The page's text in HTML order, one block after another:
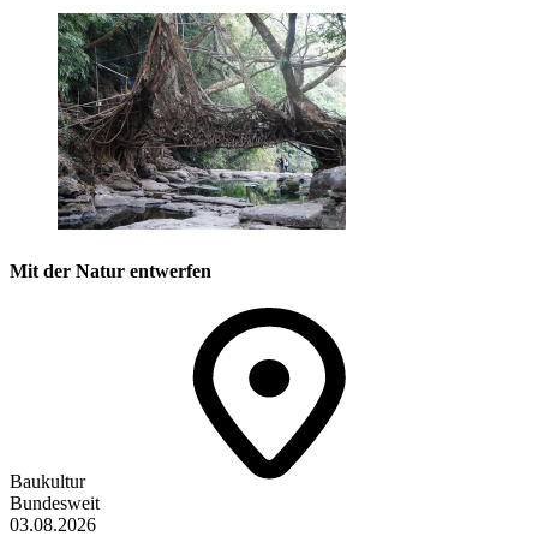
Mit der Natur entwerfen
Baukultur
Bundesweit
03.08.2026